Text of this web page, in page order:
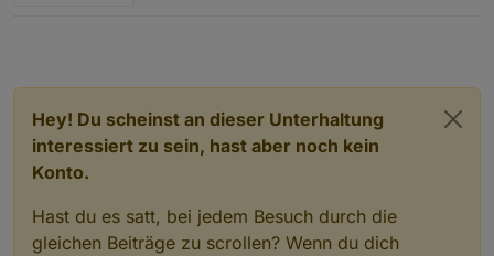
Hey! Du scheinst an dieser Unterhaltung
interessiert zu sein, hast aber noch kein
Konto.
Hast du es satt, bei jedem Besuch durch die
gleichen Beiträge zu scrollen? Wenn du dich